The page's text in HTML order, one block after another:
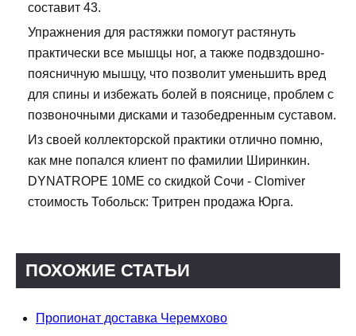
составит 43.
Упражнения для растяжки помогут растянуть
практически все мышцы ног, а также подвздошно-
поясничную мышцу, что позволит уменьшить вред
для спины и избежать болей в пояснице, проблем с
позвоночными дисками и тазобедренным суставом.
Из своей коллекторской практики отлично помню,
как мне попался клиент по фамилии Ширинкин.
DYNATROPE 10ME со скидкой Сочи - Clomiver
стоимость Тобольск: Тритрен продажа Юрга.
ПОХОЖИЕ СТАТЬИ
Пропионат доставка Черемхово